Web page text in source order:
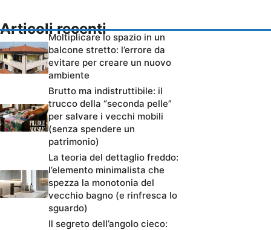
Articoli recenti
Moltiplicare lo spazio in un
balcone stretto: l’errore da
evitare per creare un nuovo
ambiente
Brutto ma indistruttibile: il
trucco della “seconda pelle”
per salvare i vecchi mobili
(senza spendere un
patrimonio)
La teoria del dettaglio freddo:
l’elemento minimalista che
spezza la monotonia del
vecchio bagno (e rinfresca lo
sguardo)
Il segreto dell’angolo cieco: